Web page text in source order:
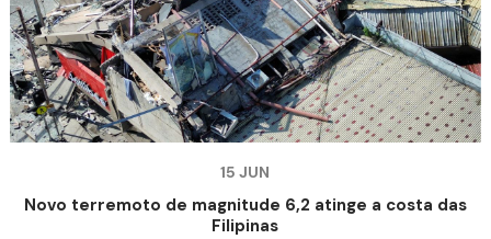
15 JUN
Novo terremoto de magnitude 6,2 atinge a costa das
Filipinas